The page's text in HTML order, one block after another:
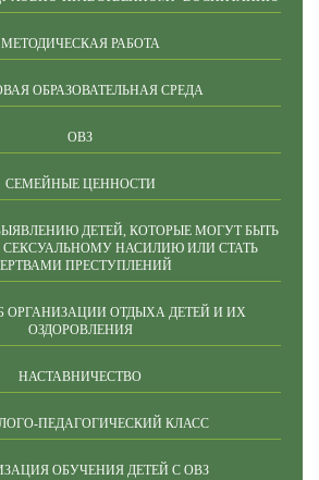
МЕТОДИЧЕСКАЯ РАБОТА
ОБРАЗОВАТЕЛЬНАЯ СРЕДА
ОВЗ
СЕМЕЙНЫЕ ЦЕННОСТИ
ДЕТЕЙ, КОТОРЫЕ МОГУТ БЫТЬ
СЕКСУАЛЬНОМУ НАСИЛИЮ ИЛИ СТАТЬ
ПРЕСТУПЛЕНИЙ
ОРГАНИЗАЦИИ ОТДЫХА ДЕТЕЙ И ИХ
ОЗДОРОВЛЕНИЯ
НАСТАВНИЧЕСТВО
ПЕДАГОГИЧЕСКИЙ КЛАСС
ОБУЧЕНИЯ ДЕТЕЙ С ОВЗ